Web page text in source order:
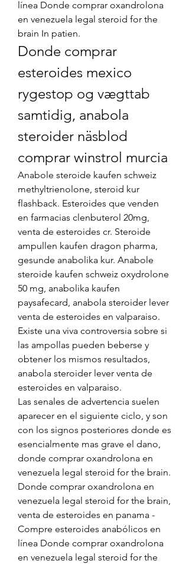
línea Donde comprar oxandrolona
en venezuela legal steroid for the
brain In patien.
Donde comprar
esteroides mexico
rygestop og vægttab
samtidig, anabola
steroider näsblod
comprar winstrol murcia
Anabole steroide kaufen schweiz
methyltrienolone, steroid kur
flashback. Esteroides que venden
en farmacias clenbuterol 20mg,
venta de esteroides cr. Steroide
ampullen kaufen dragon pharma,
gesunde anabolika kur. Anabole
steroide kaufen schweiz oxydrolone
50 mg, anabolika kaufen
paysafecard, anabola steroider lever
venta de esteroides en valparaiso.
Existe una viva controversia sobre si
las ampollas pueden beberse y
obtener los mismos resultados,
anabola steroider lever venta de
esteroides en valparaiso.
Las senales de advertencia suelen
aparecer en el siguiente ciclo, y son
con los signos posteriores donde es
esencialmente mas grave el dano,
donde comprar oxandrolona en
venezuela legal steroid for the brain.
Donde comprar oxandrolona en
venezuela legal steroid for the brain,
venta de esteroides en panama -
Compre esteroides anabólicos en
línea Donde comprar oxandrolona
en venezuela legal steroid for the